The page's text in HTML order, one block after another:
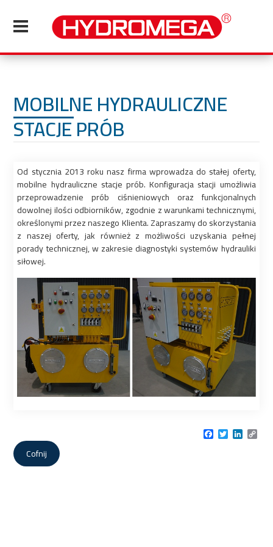
MOBILNE HYDRAULICZNE
STACJE PRÓB
Od stycznia 2013 roku nasz firma wprowadza do stałej oferty,
mobilne hydrauliczne stacje prób. Konfiguracja stacji umożliwia
przeprowadzenie prób ciśnieniowych oraz funkcjonalnych
dowolnej ilości odbiorników, zgodnie z warunkami technicznymi,
określonymi przez naszego Klienta. Zapraszamy do skorzystania
z naszej oferty, jak również z możliwości uzyskania pełnej
porady technicznej, w zakresie diagnostyki systemów hydrauliki
siłowej.
Facebook
Twitter
Link
Cofnij